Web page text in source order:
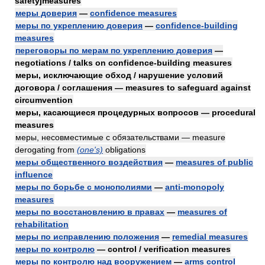
меры доверия — confidence measures
меры по укреплению доверия — confidence-building
measures
переговоры по мерам по укреплению доверия —
negotiations / talks on confidence-building measures
меры, исключающие обход / нарушение условий
договора / соглашения — measures to safeguard against
circumvention
меры, касающиеся процедурных вопросов — procedural
measures
меры, несовместимые с обязательствами — measure
derogating from (one's) obligations
меры общественного воздействия — measures of public
influence
меры по борьбе с монополиями — anti-monopoly
measures
меры по восстановлению в правах — measures of
rehabilitation
меры по исправлению положения — remedial measures
меры по контролю — control / verification measures
меры по контролю над вооружением — arms control